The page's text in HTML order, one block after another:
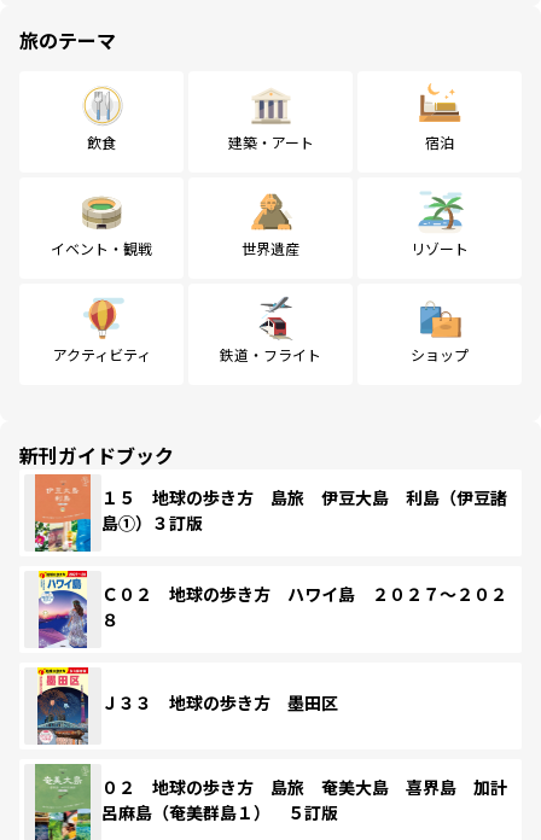
旅のテーマ
飲食 建築・アート 宿泊
イベント・観戦 世界遺産 リゾート
アクティビティ 鉄道・フライト ショップ
新刊ガイドブック
１５ 地球の歩き方 島旅 伊豆大島 利島（伊豆諸
島①）３訂版
Ｃ０２ 地球の歩き方 ハワイ島 ２０２７～２０２
８
Ｊ３３ 地球の歩き方 墨田区
０２ 地球の歩き方 島旅 奄美大島 喜界島 加計
呂麻島（奄美群島１） ５訂版